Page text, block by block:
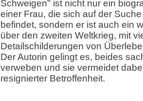
Schweigen" ist nicht nur ein
einer Frau, die sich auf der
befindet, sondern er ist auch ein
über den zweiten Weltkrieg, mit
Detailschilderungen von
Der Autorin gelingt es, beides
verweben und sie vermeidet
resignierter Betroffenheit.